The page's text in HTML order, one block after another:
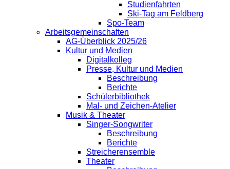
Studienfahrten
Ski-Tag am Feldberg
Spo-Team
Arbeitsgemeinschaften
AG-Überblick 2025/26
Kultur und Medien
Digitalkolleg
Presse, Kultur und Medien
Beschreibung
Berichte
Schülerbibliothek
Mal- und Zeichen-Atelier
Musik & Theater
Singer-Songwriter
Beschreibung
Berichte
Streicherensemble
Theater